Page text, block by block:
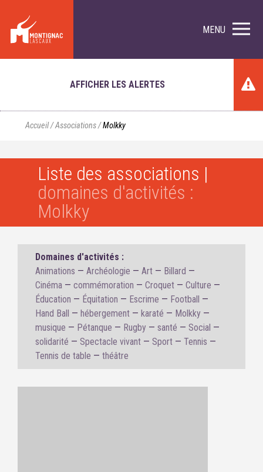
MENU
AFFICHER LES ALERTES
Accueil/Associations/Molkky
Liste des associations |
domaines d'activités :
Molkky
Domaines d'activités :
Animations
Archéologie Art
Billard
Cinéma
commémoration Croquet
Culture
Éducation
Équitation Escrime
Football
Hand Ball
hébergement karaté
Molkky
musique
Pétanque Rugby santé
Social
solidarité
Spectacle vivant Sport
Tennis
Tennis de table
théâtre